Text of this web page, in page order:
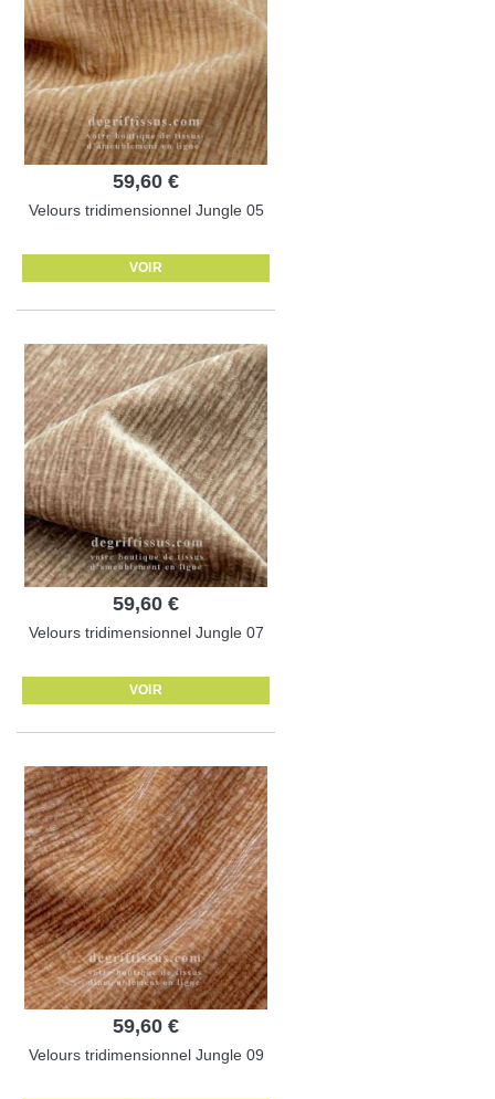
59,60 €
Velours tridimensionnel Jungle 05
VOIR
59,60 €
Velours tridimensionnel Jungle 07
VOIR
59,60 €
Velours tridimensionnel Jungle 09